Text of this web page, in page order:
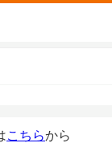
こちらから